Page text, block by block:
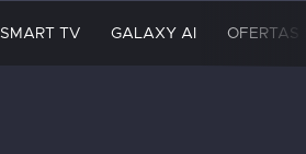
SMART TV GALAXY AI OFERTAS